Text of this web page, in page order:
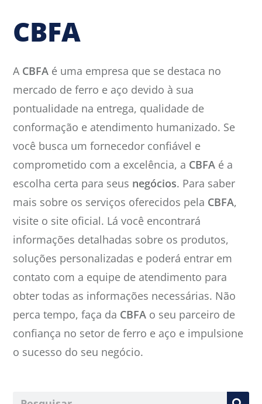
CBFA
A CBFA é uma empresa que se destaca no
mercado de ferro e aço devido à sua
pontualidade na entrega, qualidade de
conformação e atendimento humanizado. Se
você busca um fornecedor confiável e
comprometido com a excelência, a CBFA é a
escolha certa para seus negócios. Para saber
mais sobre os serviços oferecidos pela CBFA,
visite o site oficial. Lá você encontrará
informações detalhadas sobre os produtos,
soluções personalizadas e poderá entrar em
contato com a equipe de atendimento para
obter todas as informações necessárias. Não
perca tempo, faça da CBFA o seu parceiro de
confiança no setor de ferro e aço e impulsione
o sucesso do seu negócio.